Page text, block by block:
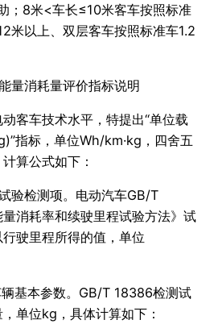
；8米<车长≤10米客车按照标准
米以上、双层客车按照标准车1.2
量消耗量评价指标说明
客车技术水平，特提出“单位载
指标，单位Wh/km·kg，四舍五
算公式如下：
验检测项。电动汽车GB/T
消耗率和续驶里程试验方法》试
驶里程所得的值，单位
基本参数。GB/T 18386检测试
单位kg，具体计算如下：